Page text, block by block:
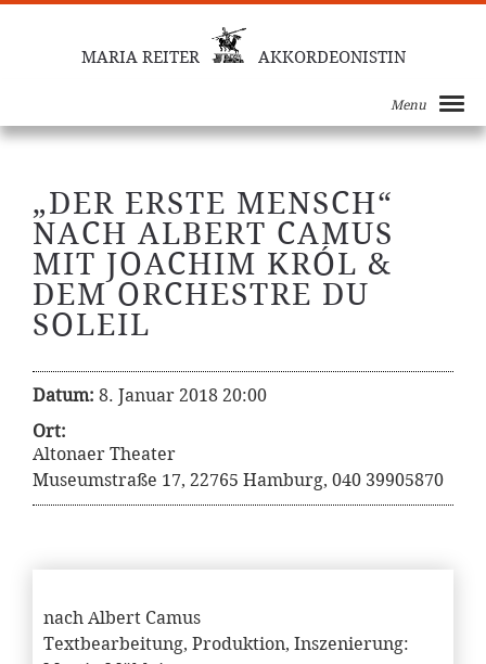
MARIA REITER AKKORDEONISTIN
Menu
„DER ERSTE MENSCH“
NACH ALBERT CAMUS
MIT JOACHIM KRÓL &
DEM ORCHESTRE DU
SOLEIL
Datum: 8. Januar 2018 20:00
Ort:
Altonaer Theater
Museumstraße 17, 22765 Hamburg, 040 39905870
nach Albert Camus
Textbearbeitung, Produktion, Inszenierung: